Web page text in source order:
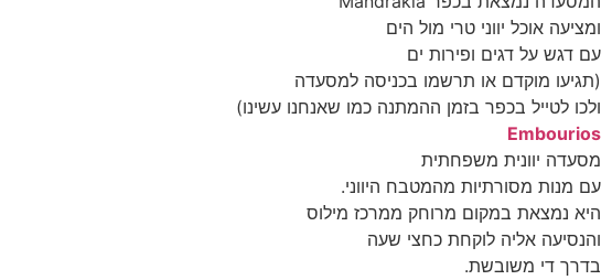
ומציעה אוכל יווני טרי מול הים
עם דגש על דגים ופירות ים
(תגיעו מוקדם או תרשמו בכניסה למסעדה
ולכו לטייל בכפר בזמן ההמתנה כמו שאנחנו עשינו)
Embourios
מסעדה יוונית משפחתית
עם מנות מסורתיות מהמטבח היווני.
היא נמצאת במקום מרוחק ממרכז מילוס
והנסיעה אליה לוקחת כחצי שעה
בדרך די משובשת.